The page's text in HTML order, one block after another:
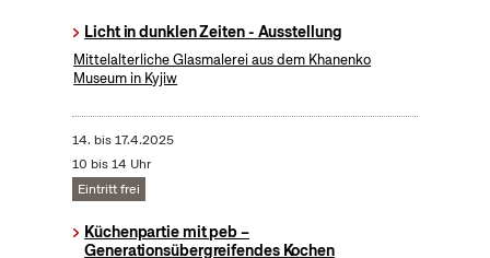
Licht in dunklen Zeiten - Ausstellung
Mittelalterliche Glasmalerei aus dem Khanenko
Museum in Kyjiw
14. bis17.4.2025
10 bis 14 Uhr
Eintritt frei
Küchenpartie mit peb –
Generationsübergreifendes Kochen